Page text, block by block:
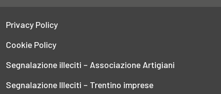
Privacy Policy
Cookie Policy
Segnalazione illeciti – Associazione Artigiani
Segnalazione Illeciti – Trentino imprese